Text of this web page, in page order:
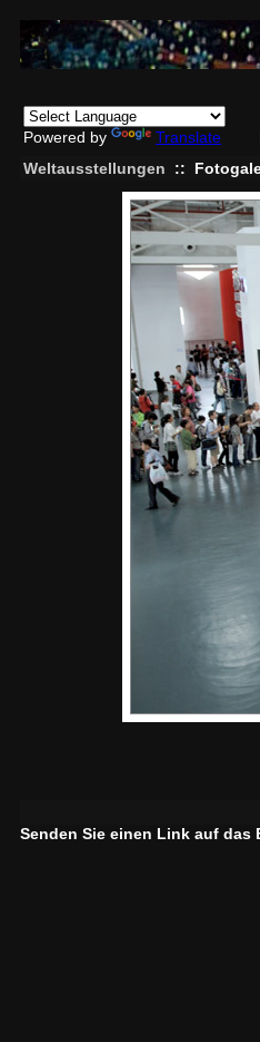
Powered by Translate
Weltausstellungen
::
Senden Sie einen Link auf das